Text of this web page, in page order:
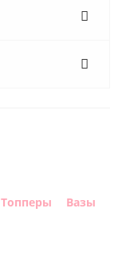
Топперы
Вазы